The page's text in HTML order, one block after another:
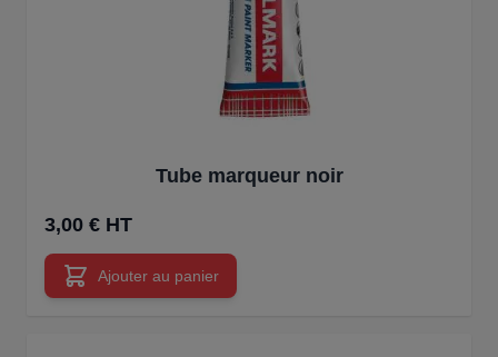
Tube marqueur noir
3,00 € HT
Ajouter au panier